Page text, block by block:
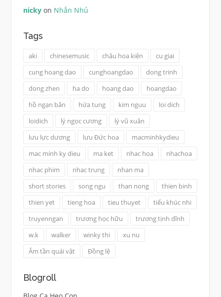
nickyon Nhắn Nhủ
Tags
aki chinesemusic châu hoa kiện
cu giai
cung hoang dao
cunghoangdao
dong trinh
dong zhen
ha do hoang dao
hoangdao
hồ ngạn bân
hứa tung kim nguu
loi dich
loidich
lý ngọc cương
lý vũ xuân
lưu lực dương
lưu Đức hoa
macminhkydieu
mac minh ky dieu
ma ket nhac hoa
nhachoa
nhac phim
nhac trung
nhan ma
short stories
song ngu than nong
thien binh
thien yet
tieng hoa tieu thuyet
tiểu khúc nhi
truyenngan
trương học hữu
trương tịnh dĩnh
w.k
walker winky thi
xu nu
Âm tần quái vật
Đồng lệ
Blogroll